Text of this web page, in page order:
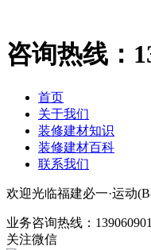
咨询热线：
首页
关于我们
装修建材知识
装修建材百科
联系我们
欢迎光临福建必一·运动
业务咨询热线：
关注微信